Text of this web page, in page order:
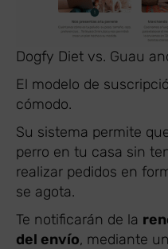
Dogfy Diet vs. Guau
El modelo de
cómodo.
Su sistema permite
perro en tu casa sin
realizar pedidos en
se agota.
Te notificarán de la
del envío, mediante